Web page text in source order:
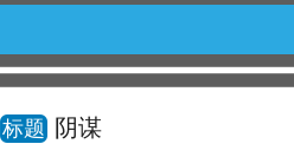
标题 阴谋